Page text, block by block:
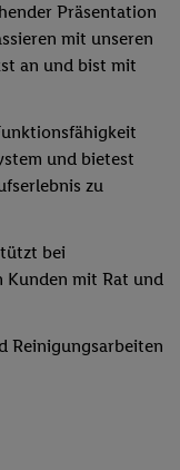
Präsentation
mit unseren
an und bist mit
und bietest
zu
bei
mit Rat und
Reinigungsarbeiten